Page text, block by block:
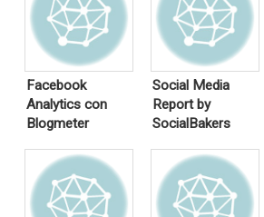
Facebook
Analytics con
Blogmeter
Social Media
Report by
SocialBakers